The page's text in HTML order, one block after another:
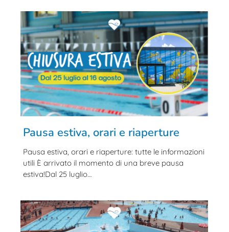
Pausa estiva, orari e riaperture
Pausa estiva, orari e riaperture: tutte le informazioni
utili È arrivato il momento di una breve pausa
estiva!Dal 25 luglio…